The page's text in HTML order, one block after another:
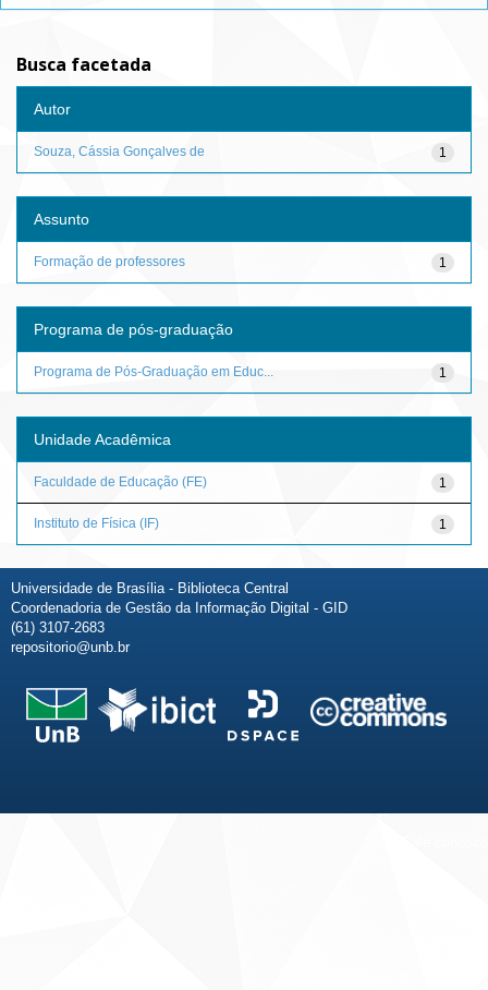
Busca facetada
Autor
1
Souza, Cássia Gonçalves de
Assunto
1
Formação de professores
Programa de pós-graduação
1
Programa de Pós-Graduação em Educ...
Unidade Acadêmica
1
Faculdade de Educação (FE)
1
Instituto de Física (IF)
Universidade de Brasília - Biblioteca Central
Coordenadoria de Gestão da Informação Digital - GID
(61) 3107-2683
repositorio@unb.br